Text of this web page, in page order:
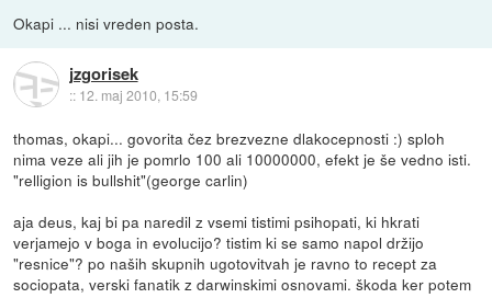
Okapi ... nisi vreden posta.
jzgorisek
:: 12. maj 2010, 15:59
thomas, okapi... govorita čez brezvezne dlakocepnosti :) sploh
nima veze ali jih je pomrlo 100 ali 10000000, efekt je še vedno isti.
"relligion is bullshit"(george carlin)
aja deus, kaj bi pa naredil z vsemi tistimi psihopati, ki hkrati
verjamejo v boga in evolucijo? tistim ki se samo napol držijo
"resnice"? po naših skupnih ugotovitvah je ravno to recept za
sociopata, verski fanatik z darwinskimi osnovami. škoda ker potem